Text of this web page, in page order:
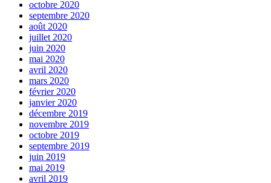
octobre 2020
septembre 2020
août 2020
juillet 2020
juin 2020
mai 2020
avril 2020
mars 2020
février 2020
janvier 2020
décembre 2019
novembre 2019
octobre 2019
septembre 2019
juin 2019
mai 2019
avril 2019